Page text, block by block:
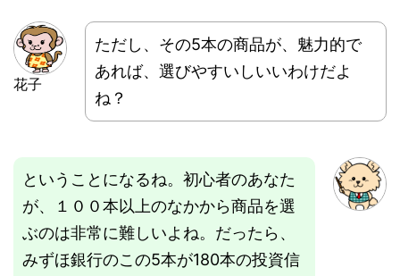
花子
ただし、その5本の商品が、魅力的で
あれば、選びやすいしいいわけだよ
ね？
ということになるね。初心者のあなた
が、１００本以上のなかから商品を選
ぶのは非常に難しいよね。だったら、
みずほ銀行のこの5本が180本の投資信